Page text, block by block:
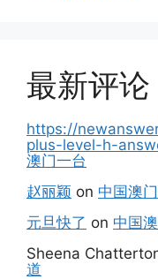
最新评论
https://
plus-level-h-
澳门一台
赵丽颖 on 中国澳
元旦快了 on 中国
Sheena
道